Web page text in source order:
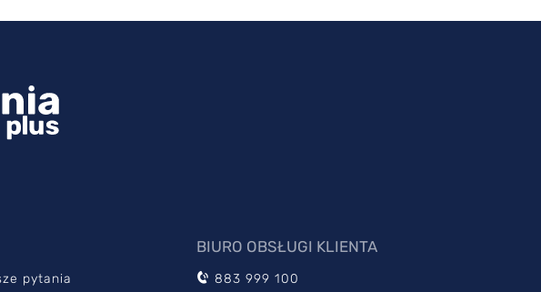
pytania
BIURO OBSŁUGI KLIENTA
883 999 100